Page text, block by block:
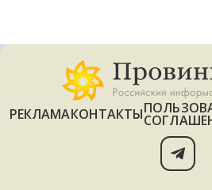
РЕКЛАМАКОНТАКТЫ